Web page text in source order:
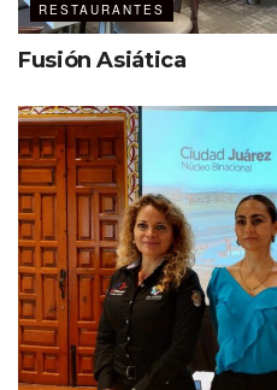
RESTAURANTES
Fusión Asiática